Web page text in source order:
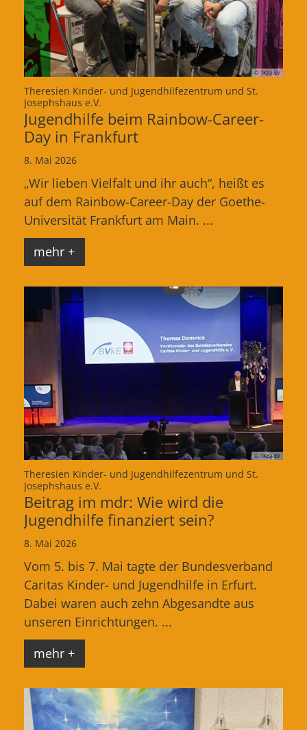
© TKJSJ-EV
Theresien Kinder- und Jugendhilfezentrum und St.
Josephshaus e.V.
Jugendhilfe beim Rainbow-Career-
Day in Frankfurt
8. Mai 2026
„Wir lieben Vielfalt und ihr auch“, heißt es
auf dem Rainbow-Career-Day der Goethe-
Universität Frankfurt am Main. ...
mehr +
© TKJSJ-EV
Theresien Kinder- und Jugendhilfezentrum und St.
Josephshaus e.V.
Beitrag im mdr: Wie wird die
Jugendhilfe finanziert sein?
8. Mai 2026
Vom 5. bis 7. Mai tagte der Bundesverband
Caritas Kinder- und Jugendhilfe in Erfurt.
Dabei waren auch zehn Abgesandte aus
unseren Einrichtungen. ...
mehr +